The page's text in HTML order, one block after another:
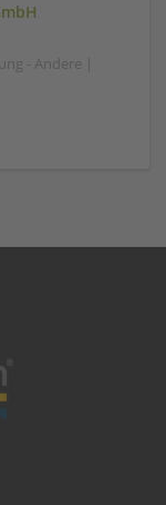
- Andere |